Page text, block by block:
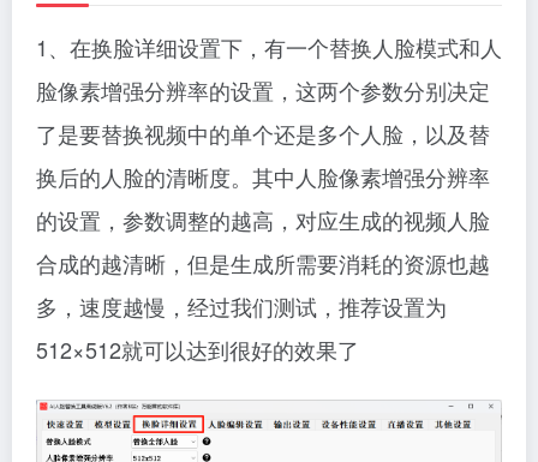
1、在换脸详细设置下，有一个替换人脸模式和人
脸像素增强分辨率的设置，这两个参数分别决定
了是要替换视频中的单个还是多个人脸，以及替
换后的人脸的清晰度。其中人脸像素增强分辨率
的设置，参数调整的越高，对应生成的视频人脸
合成的越清晰，但是生成所需要消耗的资源也越
多，速度越慢，经过我们测试，推荐设置为
512×512就可以达到很好的效果了